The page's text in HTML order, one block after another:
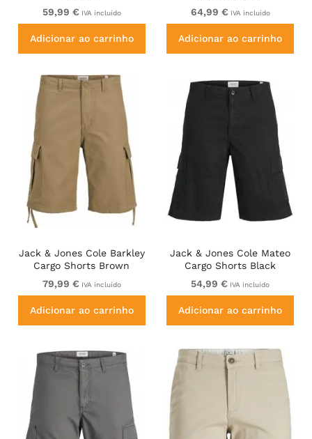
59,99 € IVA incluído
Adicionar ao carrinho
64,99 € IVA incluído
Adicionar ao carrinho
Jack & Jones Cole Barkley
Cargo Shorts Brown
79,99 € IVA incluído
Adicionar ao carrinho
Jack & Jones Cole Mateo
Cargo Shorts Black
54,99 € IVA incluído
Adicionar ao carrinho